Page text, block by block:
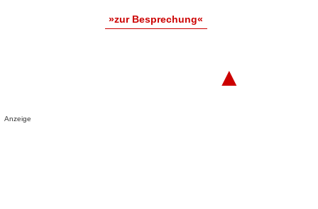
»zur Besprechung«
▲
Anzeige